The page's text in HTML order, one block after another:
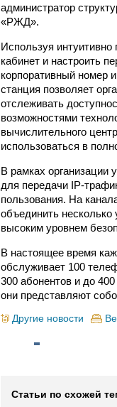
администратор
«РЖД».
Используя
кабинет и настроить
корпоративный номер
станция позволяет
отслеживать
возможностями
вычислительного
использоваться в
В рамках
для передачи IP-
пользования. На
объединить
высоким уровнем
В настоящее время
обслуживает 100
300 абонентов и до
они представляют
Другие новости
Статьи по схожей